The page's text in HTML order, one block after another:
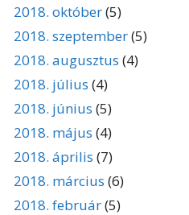
2018. október(5)
2018. szeptember(5)
2018. augusztus (4)
2018. július (4)
2018. június (5)
2018. május (4)
2018. április (7)
2018. március (6)
2018. február(5)